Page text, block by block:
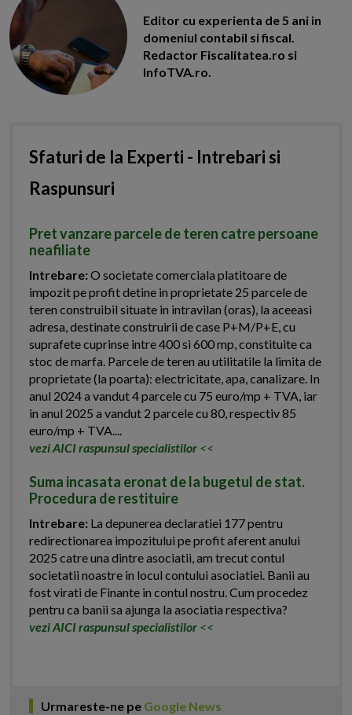
Editor cu experienta de 5 ani in
domeniul contabil si fiscal.
Redactor Fiscalitatea.ro si
InfoTVA.ro.
Sfaturi de la Experti - Intrebari si
Raspunsuri
Pret vanzare parcele de teren catre persoane
neafiliate
Intrebare:O societate comerciala platitoare de
impozit pe profit detine in proprietate 25 parcele de
teren construibil situate in intravilan (oras), la aceeasi
adresa, destinate construirii de case P+M/P+E, cu
suprafete cuprinse intre 400 si 600 mp, constituite ca
stoc de marfa. Parcele de teren au utilitatile la limita de
proprietate (la poarta): electricitate, apa, canalizare. In
anul 2024 a vandut 4 parcele cu 75 euro/mp + TVA, iar
in anul 2025 a vandut 2 parcele cu 80, respectiv 85
euro/mp + TVA....
vezi AICI raspunsul specialistilor <<
Suma incasata eronat de la bugetul de stat.
Procedura de restituire
Intrebare: La depunerea declaratiei 177 pentru
redirectionarea impozitului pe profit aferent anului
2025 catre una dintre asociatii, am trecut contul
societatii noastre in locul contului asociatiei. Banii au
fost virati de Finante in contul nostru. Cum procedez
pentru ca banii sa ajunga la asociatia respectiva?
vezi AICI raspunsul specialistilor <<
Urmareste-ne pe Google News